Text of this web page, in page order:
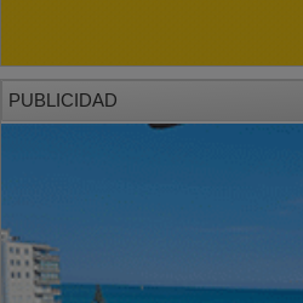
PUBLICIDAD